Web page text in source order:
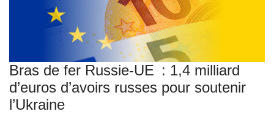
Bras de fer Russie-UE : 1,4 milliard
d’euros d’avoirs russes pour soutenir
l’Ukraine